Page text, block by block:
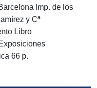
Imp. de los
y Cª
Libro
66 p.